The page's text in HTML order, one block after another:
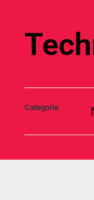
Categorie